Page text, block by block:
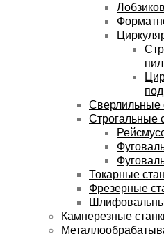
Сверлильные
Строгальные
Токарные
Фрезерные
Камнерезные